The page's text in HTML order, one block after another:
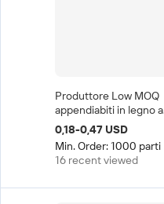
Produttore Low MOQ
appendiabiti in legno a
buon mercato
appendiabiti in legno,
appendiabiti in legno
0,18-0,47 USD
Min. Order: 1000 parti
16 recent viewed